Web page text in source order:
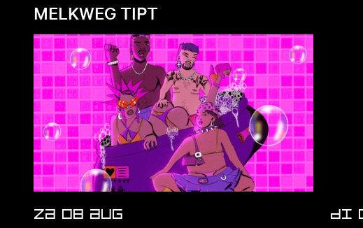
MELKWEG TIPT
ZA 08 AUG DI